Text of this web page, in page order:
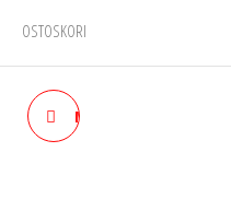
OSTOSKORI
MAARIT KONTIAINEN SUSI